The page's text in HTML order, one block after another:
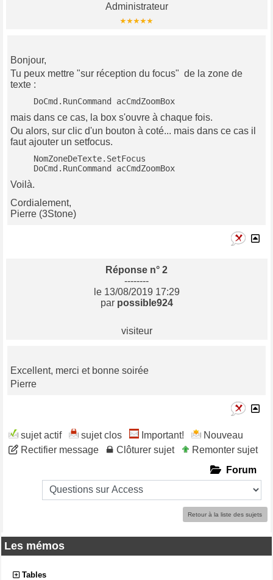
Les mémos
Tables
Administrateur
Bonjour,
Tu peux mettre "sur réception du focus" de la zone de
texte :
   DoCmd.RunCommand acCmdZoomBox
mais dans ce cas, la box s'ouvre à chaque fois.
Ou alors, sur clic d'un bouton à coté... mais dans ce cas il
faut ajouter un setfocus.
   DoCmd.RunCommand acCmdZoomBox
Voilà.
Cordialement,
Pierre (3Stone)
Réponse n° 2
--------
le 13/08/2019 17:29
par possible924
visiteur
Excellent, merci et bonne soirée
Pierre
sujet actif sujet clos Important!
Nouveau
Rectifier message
Clôturer sujet
Remonter sujet
Forum
Retour à la liste des sujets